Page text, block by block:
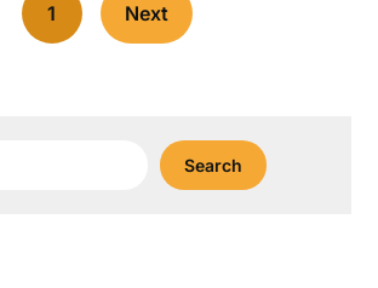
1 Next
Search